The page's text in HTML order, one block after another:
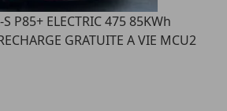
P85+ ELECTRIC 475 85KWh
GRATUITE A VIE MCU2